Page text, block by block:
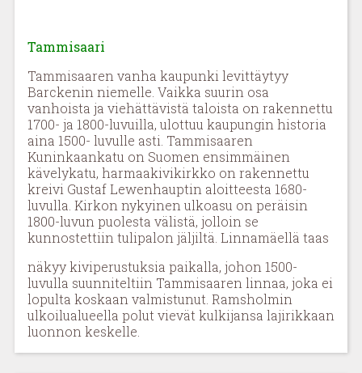
Tammisaari
Tammisaaren vanha kaupunki levittäytyy
Barckenin niemelle. Vaikka suurin osa
vanhoista ja viehättävistä taloista on rakennettu
1700- ja 1800-luvuilla, ulottuu kaupungin historia
aina 1500- luvulle asti. Tammisaaren
Kuninkaankatu on Suomen ensimmäinen
kävelykatu, harmaakivikirkko on rakennettu
kreivi Gustaf Lewenhauptin aloitteesta 1680-
luvulla. Kirkon nykyinen ulkoasu on peräisin
1800-luvun puolesta välistä, jolloin se
kunnostettiin tulipalon jäljiltä. Linnamäellä taas
näkyy kiviperustuksia paikalla, johon 1500-
luvulla suunniteltiin Tammisaaren linnaa, joka ei
lopulta koskaan valmistunut. Ramsholmin
ulkoilualueella polut vievät kulkijansa lajirikkaan
luonnon keskelle.